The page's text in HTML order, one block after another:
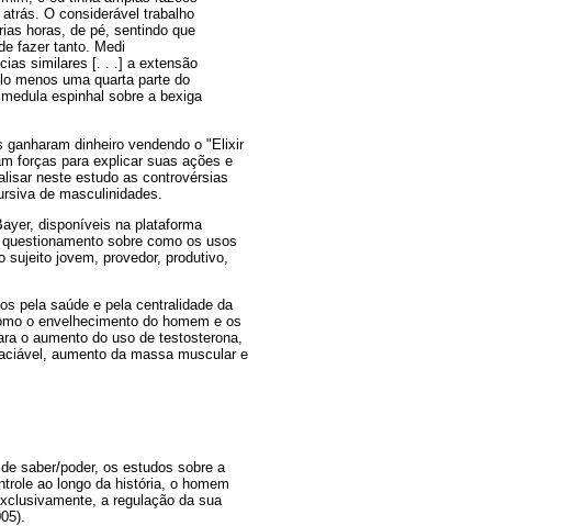
O considerável trabalho
horas, de pé, sentindo que
fazer tanto. Medi
similares [. . .] a extensão
menos uma quarta parte do
espinhal sobre a bexiga
dinheiro vendendo o "Elixir
forças para explicar suas ações e
neste estudo as controvérsias
de masculinidades.
disponíveis na plataforma
sobre como os usos
jovem, provedor, produtivo,
pela saúde e pela centralidade da
o envelhecimento do homem e os
o aumento do uso de testosterona,
aumento da massa muscular e
saber/poder, os estudos sobre a
ao longo da história, o homem
a regulação da sua